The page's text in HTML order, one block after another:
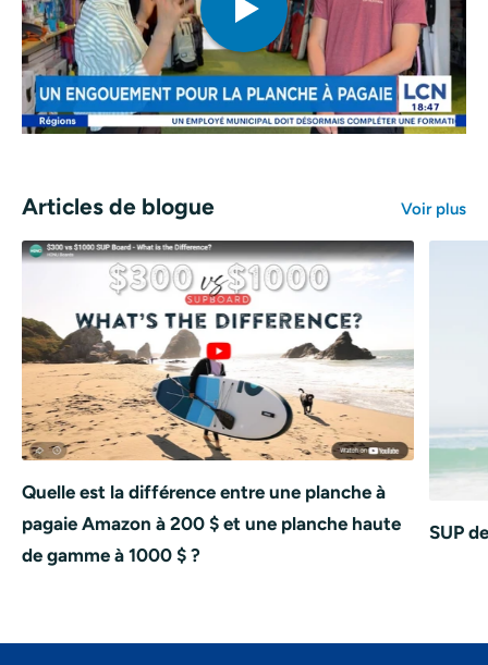
Articles de blogue Voir plus
Quelle est la différence entre une planche à
pagaie Amazon à 200 $ et une planche haute
de gamme à 1000 $ ?
SUP